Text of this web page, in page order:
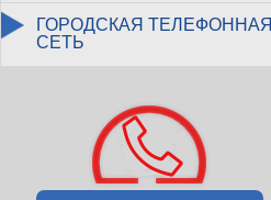
ГОРОДСКАЯ ТЕЛЕФОННАЯ
СЕТЬ